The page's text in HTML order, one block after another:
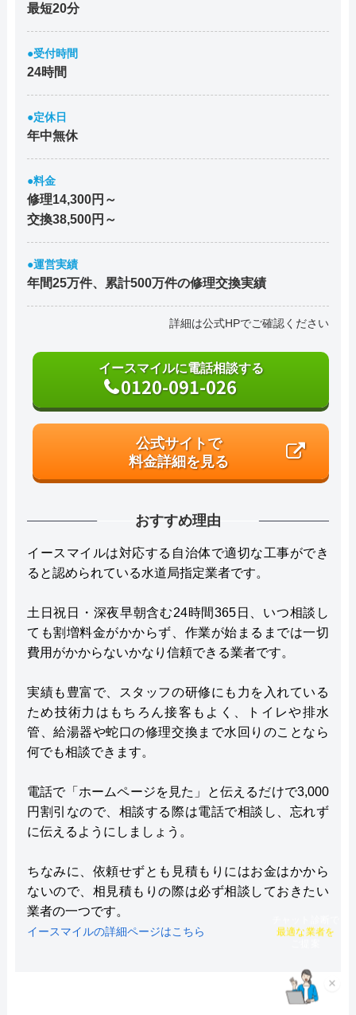
最短20分
●受付時間
24時間
●定休日
年中無休
●料金
修理14,300円～
交換38,500円～
●運営実績
年間25万件、累計500万件の修理交換実績
詳細は公式HPでご確認ください
イースマイルに電話相談する
0120-091-026
公式サイトで
料金詳細を見る
おすすめ理由
イースマイルは対応する自治体で適切な工事ができ
ると認められている水道局指定業者です。
土日祝日・深夜早朝含む24時間365日、いつ相談し
ても割増料金がかからず、作業が始まるまでは一切
費用がかからないかなり信頼できる業者です。
実績も豊富で、スタッフの研修にも力を入れている
ため技術力はもちろん接客もよく、トイレや排水
管、給湯器や蛇口の修理交換まで水回りのことなら
何でも相談できます。
電話で「ホームページを見た」と伝えるだけで3,000
円割引なので、相談する際は電話で相談し、忘れず
に伝えるようにしましょう。
ちなみに、依頼せずとも見積もりにはお金はかから
ないので、相見積もりの際は必ず相談しておきたい
業者の一つです。
イースマイルの詳細ページはこちら
×
チャット診断で
最適な業者を